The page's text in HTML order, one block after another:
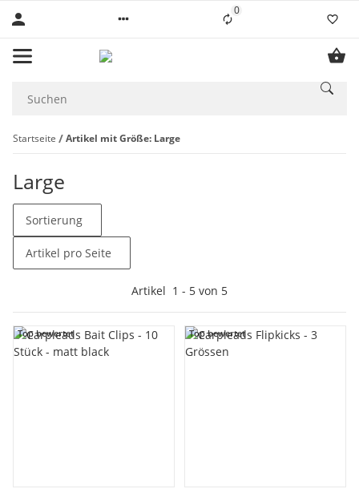
0Liste ist leer
Startseite Artikel mit Größe: Large
Large
Sortierung
Artikel pro Seite
Artikel 1 - 5 von 5
Top bewertet Top bewertet